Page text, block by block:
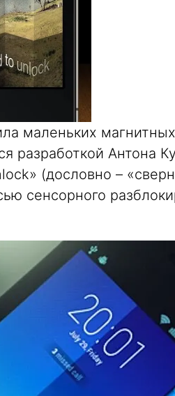
маленьких
разработкой Антона
(дословно –
сенсорного